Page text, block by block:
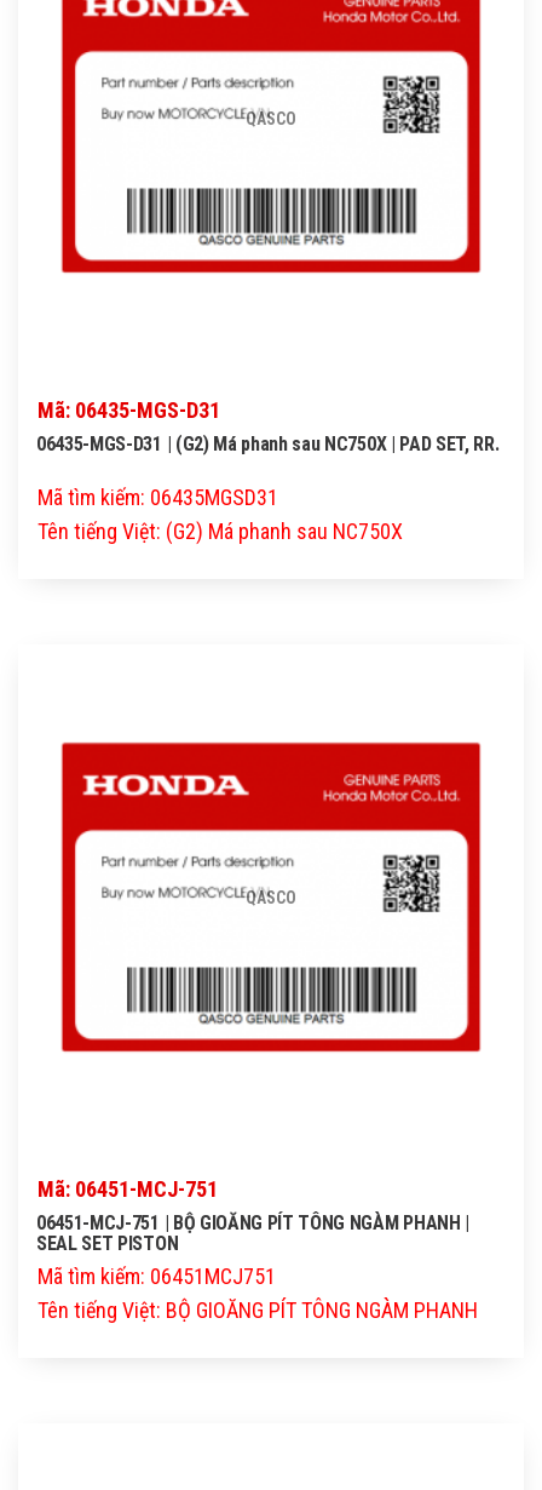
QASCO
Mã: 06435-MGS-D31
06435-MGS-D31 | (G2) Má phanh sau NC750X | PAD SET, RR.
Mã tìm kiếm: 06435MGSD31
Tên tiếng Việt: (G2) Má phanh sau NC750X
QASCO
Mã: 06451-MCJ-751
06451-MCJ-751 | BỘ GIOĂNG PÍT TÔNG NGÀM PHANH |
SEAL SET PISTON
Mã tìm kiếm: 06451MCJ751
Tên tiếng Việt: BỘ GIOĂNG PÍT TÔNG NGÀM PHANH